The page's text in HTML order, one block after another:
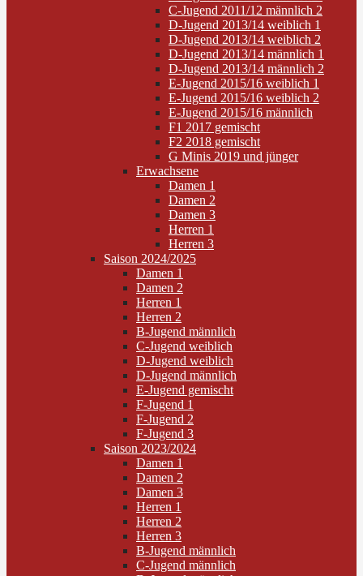
C-Jugend 2011/12 männlich 2
D-Jugend 2013/14 weiblich 1
D-Jugend 2013/14 weiblich 2
D-Jugend 2013/14 männlich 1
D-Jugend 2013/14 männlich 2
E-Jugend 2015/16 weiblich 1
E-Jugend 2015/16 weiblich 2
E-Jugend 2015/16 männlich
F1 2017 gemischt
F2 2018 gemischt
G Minis 2019 und jünger
Erwachsene
Damen 1
Damen 2
Damen 3
Herren 1
Herren 3
Saison 2024/2025
Damen 1
Damen 2
Herren 1
Herren 2
B-Jugend männlich
C-Jugend weiblich
D-Jugend weiblich
D-Jugend männlich
E-Jugend gemischt
F-Jugend 1
F-Jugend 2
F-Jugend 3
Saison 2023/2024
Damen 1
Damen 2
Damen 3
Herren 1
Herren 2
Herren 3
B-Jugend männlich
C-Jugend männlich